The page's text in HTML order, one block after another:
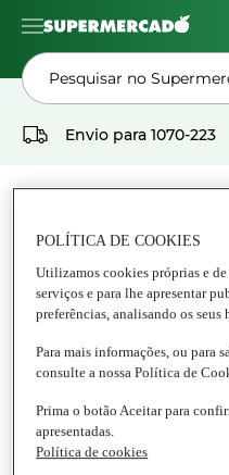
Pesquisar no
Envio para 1070-223
Supermercado
ANIMAIS
Tudo Animais
POLÍTICA DE COOKIES
Utilizamos cookies próprias e
serviços e para lhe apresentar
preferências, analisando os seus
Para mais informações, ou para
consulte a nossa Política de
Prima o botão Aceitar para
apresentadas.
Política de cookies